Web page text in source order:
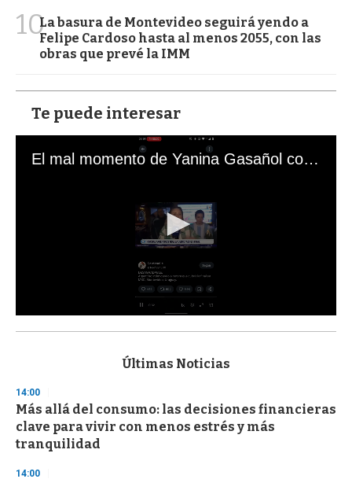
10La basura de Montevideo seguirá yendo a
Felipe Cardoso hasta al menos 2055, con las
obras que prevé la IMM
Te puede interesar
El mal momento de Yanina Gasañol con un hincha argentino en "Subrayado"
s
d
s
o
f
3
s
Últimas Noticias
14:00
Más allá del consumo: las decisiones financieras
clave para vivir con menos estrés y más
tranquilidad
14:00